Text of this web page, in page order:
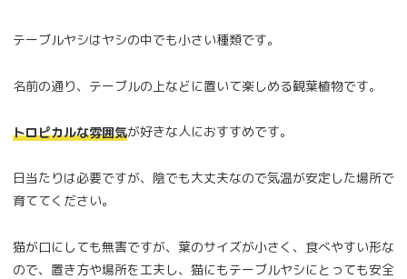
テーブルヤシはヤシの中でも小さい種類です。
名前の通り、テーブルの上などに置いて楽しめる観葉植物です。
トロピカルな雰囲気が好きな人におすすめです。
日当たりは必要ですが、陰でも大丈夫なので気温が安定した場所で
育ててください。
猫が口にしても無害ですが、葉のサイズが小さく、食べやすい形な
ので、置き方や場所を工夫し、猫にもテーブルヤシにとっても安全